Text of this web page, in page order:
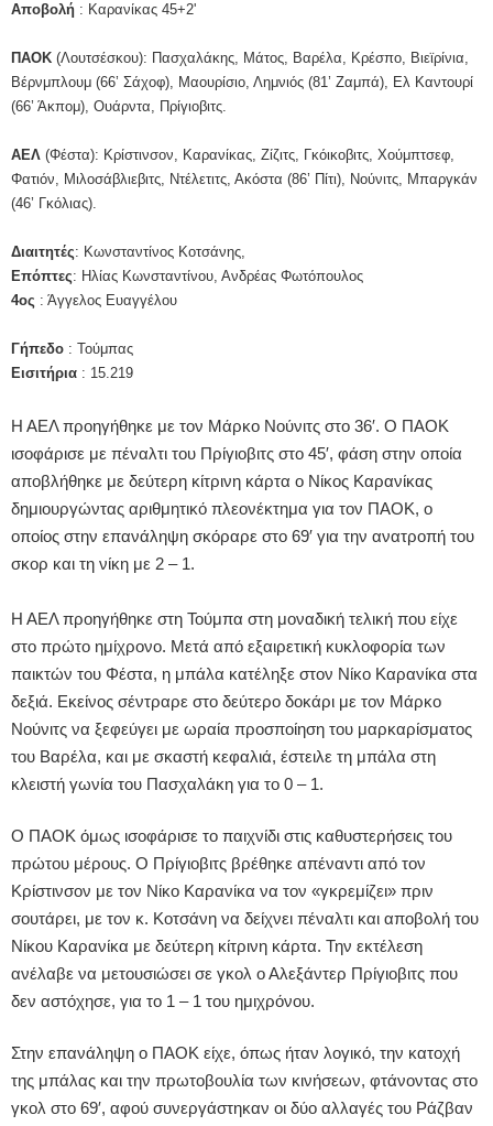
Αποβολή : Καρανίκας 45+2'
ΠΑΟΚ (Λουτσέσκου): Πασχαλάκης, Μάτος, Βαρέλα, Κρέσπο, Βιεϊρίνια,
Βέρνμπλουμ (66’ Σάχοφ), Μαουρίσιο, Λημνιός (81’ Ζαμπά), Ελ Καντουρί
(66’ Άκπομ), Ουάρντα, Πρίγιοβιτς.
ΑΕΛ (Φέστα): Κρίστινσον, Καρανίκας, Ζίζιτς, Γκόικοβιτς, Χούμπτσεφ,
Φατιόν, Μιλοσάβλιεβιτς, Ντέλετιτς, Ακόστα (86’ Πίτι), Νούνιτς, Μπαργκάν
(46’ Γκόλιας).
Διαιτητές: Κωνσταντίνος Κοτσάνης,
Επόπτες: Ηλίας Κωνσταντίνου, Ανδρέας Φωτόπουλος
4ος : Άγγελος Ευαγγέλου
Γήπεδο : Τούμπας
Εισιτήρια : 15.219
Η ΑΕΛ προηγήθηκε με τον Μάρκο Νούνιτς στο 36′. Ο ΠΑΟΚ
ισοφάρισε με πέναλτι του Πρίγιοβιτς στο 45′, φάση στην οποία
αποβλήθηκε με δεύτερη κίτρινη κάρτα ο Νίκος Καρανίκας
δημιουργώντας αριθμητικό πλεονέκτημα για τον ΠΑΟΚ, ο
οποίος στην επανάληψη σκόραρε στο 69′ για την ανατροπή του
σκορ και τη νίκη με 2 – 1.
Η ΑΕΛ προηγήθηκε στη Τούμπα στη μοναδική τελική που είχε
στο πρώτο ημίχρονο. Μετά από εξαιρετική κυκλοφορία των
παικτών του Φέστα, η μπάλα κατέληξε στον Νίκο Καρανίκα στα
δεξιά. Εκείνος σέντραρε στο δεύτερο δοκάρι με τον Μάρκο
Νούνιτς να ξεφεύγει με ωραία προσποίηση του μαρκαρίσματος
του Βαρέλα, και με σκαστή κεφαλιά, έστειλε τη μπάλα στη
κλειστή γωνία του Πασχαλάκη για το 0 – 1.
Ο ΠΑΟΚ όμως ισοφάρισε το παιχνίδι στις καθυστερήσεις του
πρώτου μέρους. Ο Πρίγιοβιτς βρέθηκε απέναντι από τον
Κρίστινσον με τον Νίκο Καρανίκα να τον «γκρεμίζει» πριν
σουτάρει, με τον κ. Κοτσάνη να δείχνει πέναλτι και αποβολή του
Νίκου Καρανίκα με δεύτερη κίτρινη κάρτα. Την εκτέλεση
ανέλαβε να μετουσιώσει σε γκολ ο Αλεξάντερ Πρίγιοβιτς που
δεν αστόχησε, για το 1 – 1 του ημιχρόνου.
Στην επανάληψη ο ΠΑΟΚ είχε, όπως ήταν λογικό, την κατοχή
της μπάλας και την πρωτοβουλία των κινήσεων, φτάνοντας στο
γκολ στο 69′, αφού συνεργάστηκαν οι δύο αλλαγές του Ράζβαν